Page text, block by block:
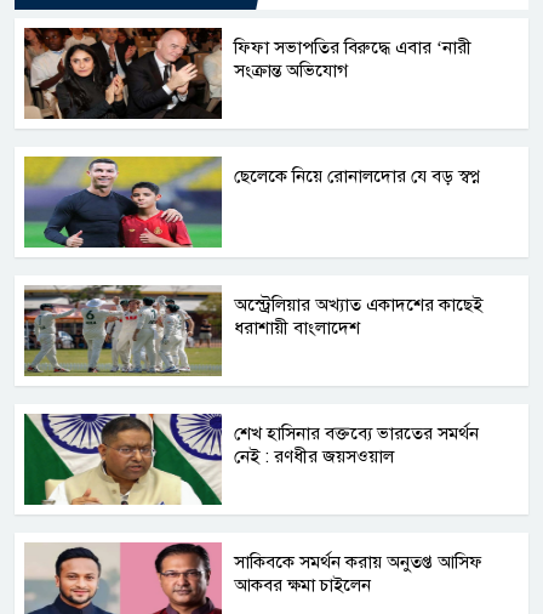
ফিফা সভাপতির বিরুদ্ধে এবার ‘নারী
সংক্রান্ত অভিযোগ
ছেলেকে নিয়ে রোনালদোর যে বড় স্বপ্ন
অস্ট্রেলিয়ার অখ্যাত একাদশের কাছেই
ধরাশায়ী বাংলাদেশ
শেখ হাসিনার বক্তব্যে ভারতের সমর্থন
নেই : রণধীর জয়সওয়াল
সাকিবকে সমর্থন করায় অনুতপ্ত আসিফ
আকবর ক্ষমা চাইলেন